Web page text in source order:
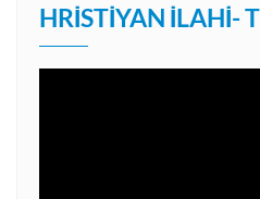
HRISTIYAN İLAHI-